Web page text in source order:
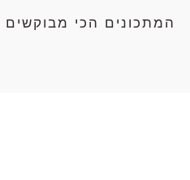
המתכונים הכי מבוקשים